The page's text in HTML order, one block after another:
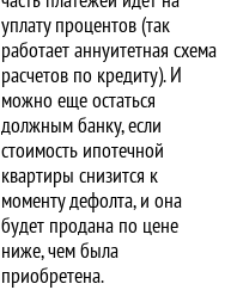
уплату процентов (так
работает аннуитетная схема
расчетов по кредиту). И
можно еще остаться
должным банку, если
стоимость ипотечной
квартиры снизится к
моменту дефолта, и она
будет продана по цене
ниже, чем была
приобретена.